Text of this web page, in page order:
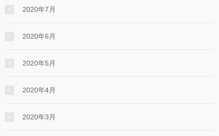
2020年7月
2020年6月
2020年5月
2020年4月
2020年3月